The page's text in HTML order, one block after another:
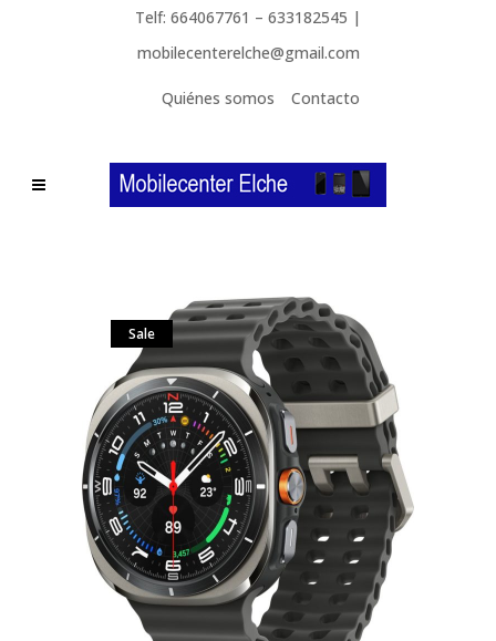
Telf: 664067761 – 633182545 |
mobilecenterelche@gmail.com
Quiénes somos Contacto
Sale